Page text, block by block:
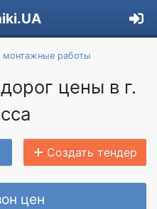
работы
цены в г.
Создать тендер
цен